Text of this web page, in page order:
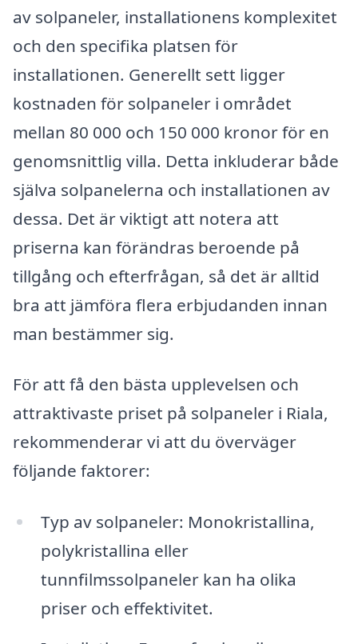
av solpaneler, installationens komplexitet
och den specifika platsen för
installationen. Generellt sett ligger
kostnaden för solpaneler i området
mellan 80 000 och 150 000 kronor för en
genomsnittlig villa. Detta inkluderar både
själva solpanelerna och installationen av
dessa. Det är viktigt att notera att
priserna kan förändras beroende på
tillgång och efterfrågan, så det är alltid
bra att jämföra flera erbjudanden innan
man bestämmer sig.
För att få den bästa upplevelsen och
attraktivaste priset på solpaneler i Riala,
rekommenderar vi att du överväger
följande faktorer:
Typ av solpaneler: Monokristallina,
polykristallina eller
tunnfilmssolpaneler kan ha olika
priser och effektivitet.